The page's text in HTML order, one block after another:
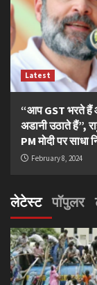
Latest
“आप GST भरते हैं
अडानी उठाते हैं”,
PM मोदी पर साधा
February 8, 2024
लेटेस्ट पॉपुलर